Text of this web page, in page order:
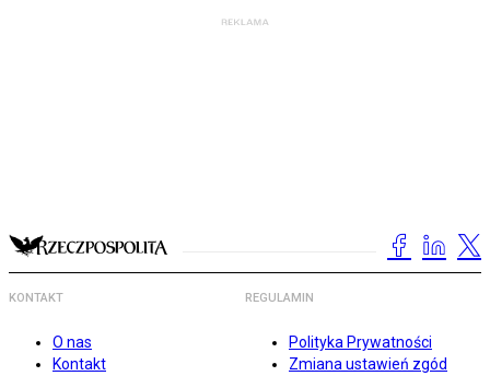
KONTAKT
O nas
Kontakt
REGULAMIN
Polityka Prywatności
Zmiana ustawień zgód